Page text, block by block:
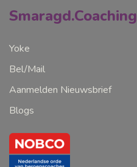
Smaragd.Coaching
Yoke
Bel/Mail
Aanmelden Nieuwsbrief
Blogs